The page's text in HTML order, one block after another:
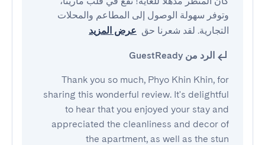
التجارية. لقد شعرنا حق عرض المزيد
الرد من GuestReady
Thank you so much, Phyo Khin Khin, for
sharing this wonderful review. It's delightful
to hear that you enjoyed your stay and
appreciated the cleanliness and decor of
the apartment, as well as the stun